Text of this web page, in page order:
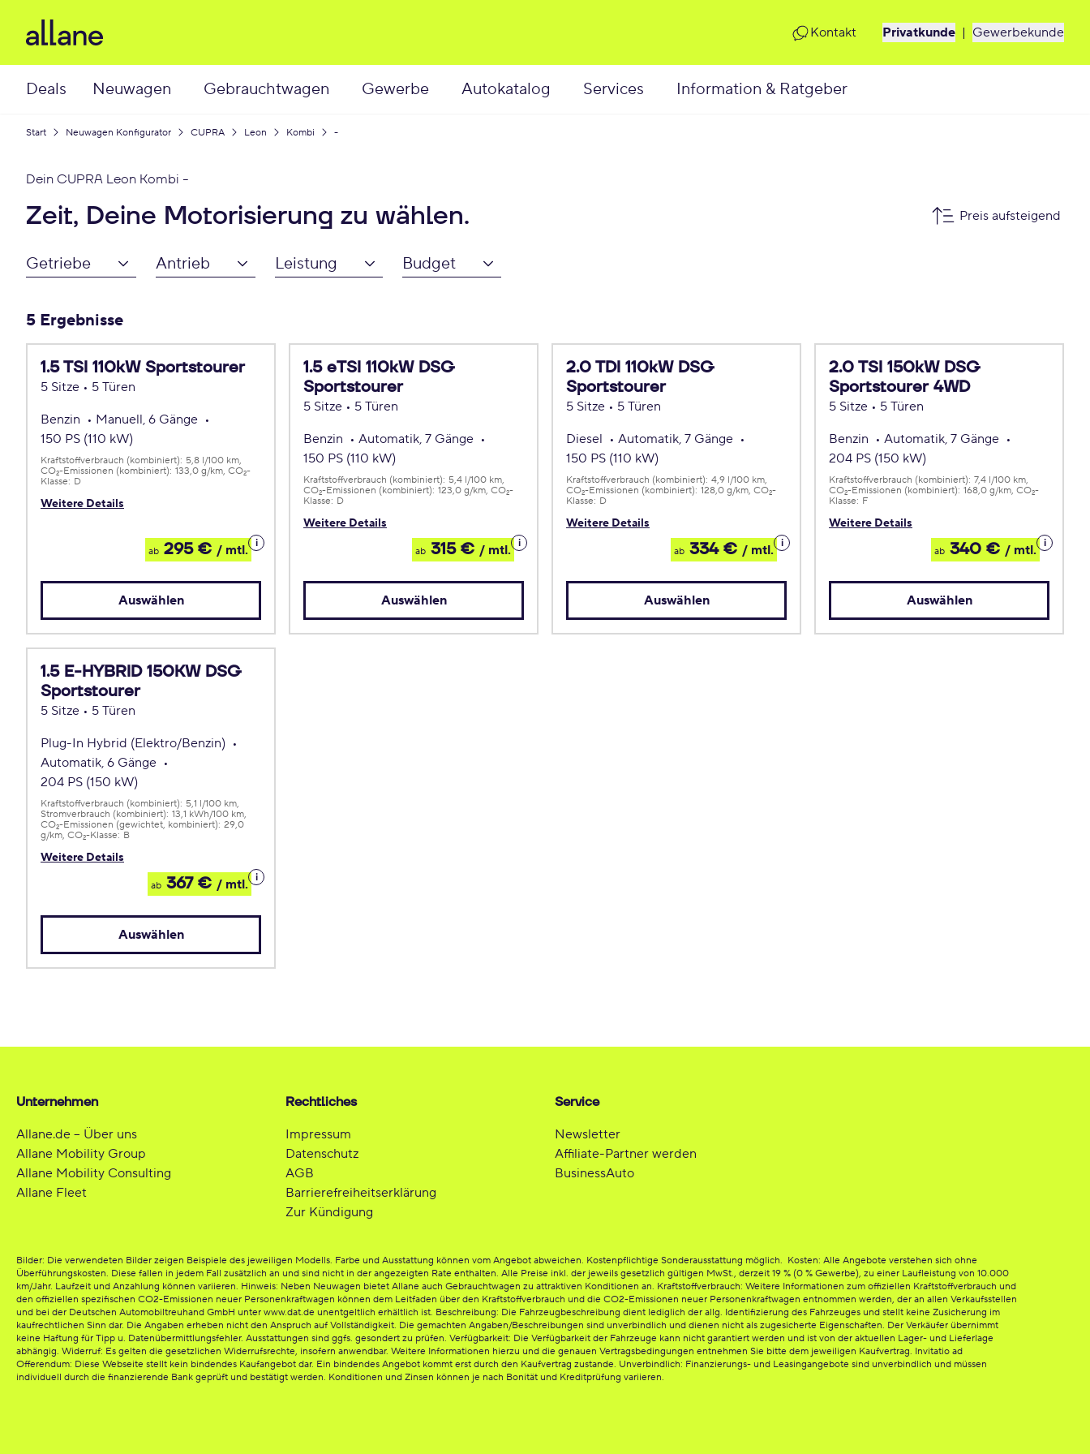
Deals Neuwagen Gebrauchtwagen Gewerbe Autokatalog Services Information & Ratgeber
Kontakt Privatkunde | Gewerbekunde
DeinCUPRA Leon Kombi -
Zeit, Deine Motorisierung zu wählen. Preis aufsteigend
Getriebe Antrieb Leistung Budget
5 Ergebnisse
1.5 TSI 110kW Sportstourer
5 Sitze • 5 Türen
Benzin
Manuell, 6 Gänge
150 PS (110 kW)
Weitere Details
Kraftstoffverbrauch (kombiniert): 5,8 l/100 km
CO2-Emissionen (kombiniert): 133,0 g/km CO2-
Klasse: D
ab 295 € / mtl.
Details
zum
Auswählen
1.5 eTSI 110kW DSG
Sportstourer
5 Sitze • 5 Türen
Benzin
Automatik, 7 Gänge
150 PS (110 kW)
Weitere Details
Kraftstoffverbrauch (kombiniert): 5,4 l/100 km
CO2-Emissionen (kombiniert): 123,0 g/km CO2-
Klasse: D
ab 315 € / mtl.
Details
zum
Auswählen
2.0 TDI 110kW DSG
Sportstourer
5 Sitze • 5 Türen
Diesel
Automatik, 7 Gänge
150 PS (110 kW)
Weitere Details
Kraftstoffverbrauch (kombiniert): 4,9 l/100 km
CO2-Emissionen (kombiniert): 128,0 g/km CO2-
Klasse: D
ab 334 € / mtl.
Details
zum
Auswählen
2.0 TSI 150kW DSG
Sportstourer 4WD
5 Sitze • 5 Türen
Benzin
Automatik, 7 Gänge
204 PS (150 kW)
Weitere Details
Kraftstoffverbrauch (kombiniert): 7,4 l/100 km
CO2-Emissionen (kombiniert): 168,0 g/km CO2-
Klasse: F
ab 340 € / mtl.
Details
zum
Auswählen
1.5 E-HYBRID 150KW DSG
Sportstourer
5 Sitze • 5 Türen
Plug-In Hybrid (Elektro/Benzin)
Automatik, 6 Gänge
204 PS (150 kW)
Weitere Details
Kraftstoffverbrauch (kombiniert): 5,1 l/100 km
Stromverbrauch (kombiniert): 13,1 kWh/100 km
CO2-Emissionen (gewichtet, kombiniert): 29,0
g/km CO2-Klasse: B
ab 367 € / mtl.
Details
zum
Auswählen
Start Neuwagen Konfigurator CUPRA Leon Kombi -
Unternehmen
Allane.de – Über uns
Allane Mobility Group
Allane Mobility Consulting
Allane Fleet
Rechtliches
Impressum
Datenschutz
AGB
Barrierefreiheitserklärung
Zur Kündigung
Service
Newsletter
Affiliate-Partner werden
BusinessAuto
Bilder: Die verwendeten Bilder zeigen Beispiele des jeweiligen Modells. Farbe und Ausstattung können vom Angebot abweichen. Kostenpflichtige Sonderausstattung möglich. Kosten: Alle Angebote verstehen sich ohne
Überführungskosten. Diese fallen in jedem Fall zusätzlich an und sind nicht in der angezeigten Rate enthalten. Alle Preise inkl. der jeweils gesetzlich gültigen MwSt., derzeit 19 % (0 % Gewerbe), zu einer Laufleistung von 10.000
km/Jahr. Laufzeit und Anzahlung können variieren. Hinweis: Neben Neuwagen bietet Allane auch Gebrauchtwagen zu attraktiven Konditionen an. Kraftstoffverbrauch: Weitere Informationen zum offiziellen Kraftstoffverbrauch und
den offiziellen spezifischen CO2-Emissionen neuer Personenkraftwagen können dem Leitfaden über den Kraftstoffverbrauch und die CO2-Emissionen neuer Personenkraftwagen entnommen werden, der an allen Verkaufsstellen
und bei der Deutschen Automobiltreuhand GmbH unter www.dat.de unentgeltlich erhältlich ist. Beschreibung: Die Fahrzeugbeschreibung dient lediglich der allg. Identifizierung des Fahrzeuges und stellt keine Zusicherung im
kaufrechtlichen Sinn dar. Die Angaben erheben nicht den Anspruch auf Vollständigkeit. Die gemachten Angaben/Beschreibungen sind unverbindlich und dienen nicht als zugesicherte Eigenschaften. Der Verkäufer übernimmt
keine Haftung für Tipp u. Datenübermittlungsfehler. Ausstattungen sind ggfs. gesondert zu prüfen. Verfügbarkeit: Die Verfügbarkeit der Fahrzeuge kann nicht garantiert werden und ist von der aktuellen Lager- und Lieferlage
abhängig. Widerruf: Es gelten die gesetzlichen Widerrufsrechte, insofern anwendbar. Weitere Informationen hierzu und die genauen Vertragsbedingungen entnehmen Sie bitte dem jeweiligen Kaufvertrag. Invitatio ad
Offerendum: Diese Webseite stellt kein bindendes Kaufangebot dar. Ein bindendes Angebot kommt erst durch den Kaufvertrag zustande. Unverbindlich: Finanzierungs- und Leasingangebote sind unverbindlich und müssen
individuell durch die finanzierende Bank geprüft und bestätigt werden. Konditionen und Zinsen können je nach Bonität und Kreditprüfung variieren.